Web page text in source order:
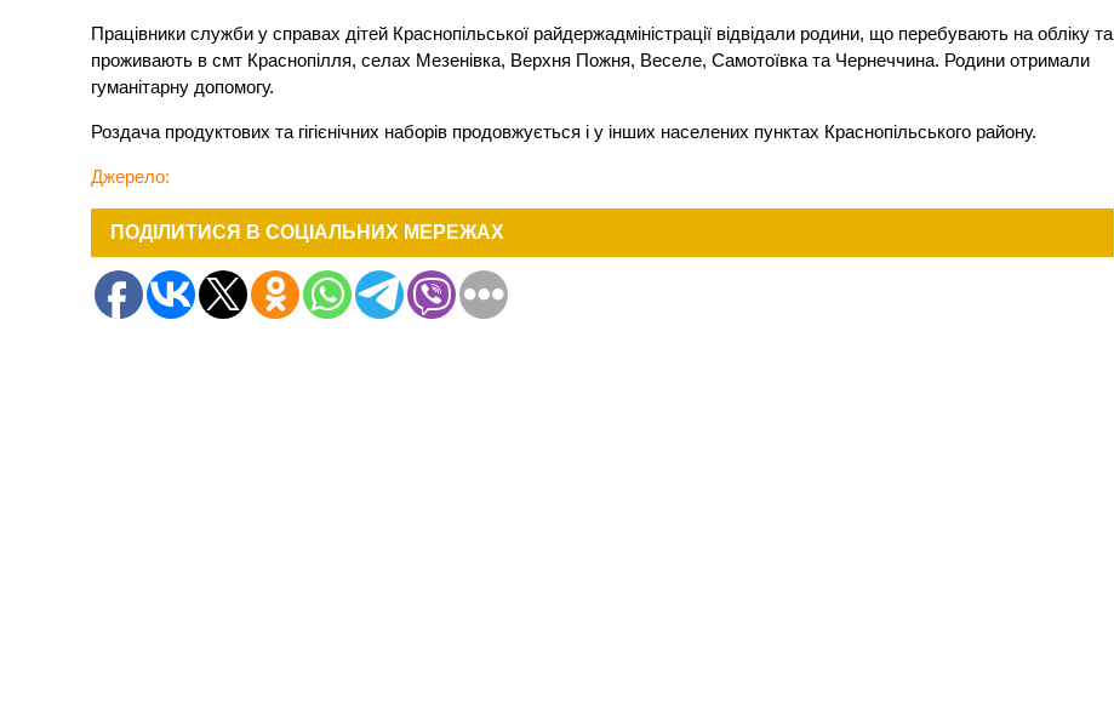
Працівники служби у справах дітей Краснопільської райдержадміністрації відвідали родини, що перебувають на обліку та
проживають в смт Краснопілля, селах Мезенівка, Верхня Пожня, Веселе, Самотоївка та Чернеччина. Родини отримали
гуманітарну допомогу.
Роздача продуктових та гігієнічних наборів продовжується і у інших населених пунктах Краснопільського району.
Джерело:
ПОДІЛИТИСЯ В СОЦІАЛЬНИХ МЕРЕЖАХ